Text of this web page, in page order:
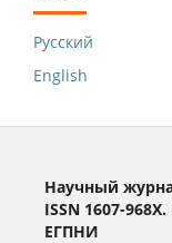
Русский
English
Научный
ISSN 1607-
ЕГПНИ